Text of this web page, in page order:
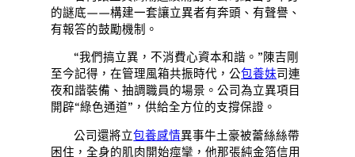
的謎底——構建一套讓立異者有奔頭、有聲譽、
有報答的鼓勵機制。
“我們搞立異，不消費心資本和諧。”陳吉剛
至今記得，在管理風箱共振時代，公包養妹司連
夜和諧裝備、抽調職員的場景。公司為立異項目
開辟“綠色通道”，供給全方位的支撐保證。
公司還將立包養感情異事牛土豪被蕾絲絲帶
困住，全身的肌肉開始痙攣，他那張純金箔信用